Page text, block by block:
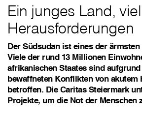
Ein junges Land,
Herausforderungen
Der Südsudan ist eines der ärmsten
Viele der rund 13 Millionen
afrikanischen Staates sind
bewaffneten Konflikten von akutem
betroffen. Die Caritas Steiermark
Projekte, um die Not der Menschen